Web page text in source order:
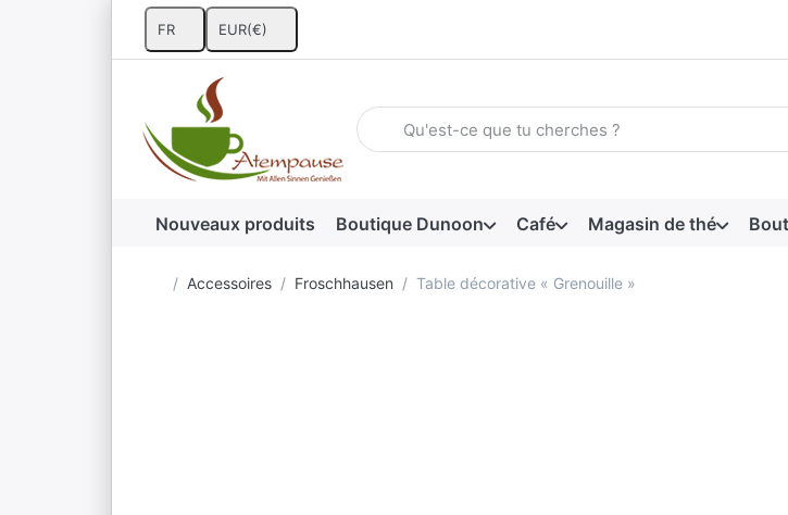
FR EUR(€)
Saisissez un terme de recherche. Pendant que vous
Nouveaux produits Boutique Dunoon Café Magasin de thé
Accueil
Accessoires Froschhausen Table décorative « Grenouille »